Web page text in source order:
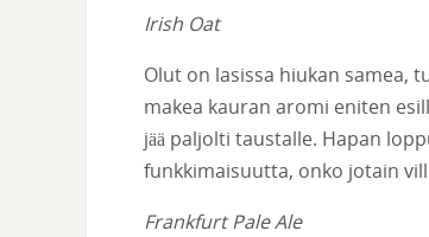
Irish Oat
Olut on lasissa hiukan samea,
makea kauran aromi eniten
jää paljolti taustalle. Hapan
funkkimaisuutta, onko jotain
Frankfurt Pale Ale